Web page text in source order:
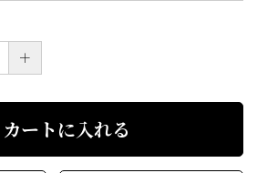
＋
カートに入れる